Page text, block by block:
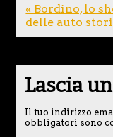
« Bordino, lo
delle auto
Lascia
Il tuo indirizzo
obbligatori sono